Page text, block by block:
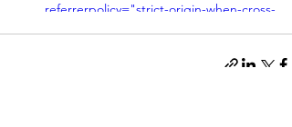
referrerpolicy="strict-origin-when-cross-